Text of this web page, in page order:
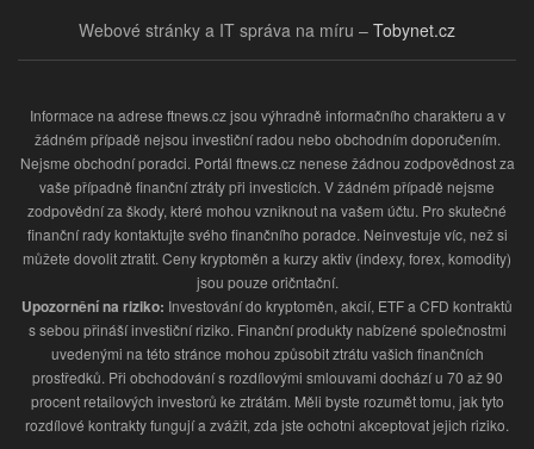
Webové stránky a IT správa na míru – Tobynet.cz
Informace na adrese ftnews.cz jsou výhradně informačního charakteru a v
žádném případě nejsou investiční radou nebo obchodním doporučením.
Nejsme obchodní poradci. Portál ftnews.cz nenese žádnou zodpovědnost za
vaše případně finanční ztráty při investicích. V žádném případě nejsme
zodpovědní za škody, které mohou vzniknout na vašem účtu. Pro skutečné
finanční rady kontaktujte svého finančního poradce. Neinvestuje víc, než si
můžete dovolit ztratit. Ceny kryptoměn a kurzy aktiv (indexy, forex, komodity)
jsou pouze oričntační.
Upozornění na riziko: Investování do kryptoměn, akcií, ETF a CFD kontraktů
s sebou přináší investiční riziko. Finanční produkty nabízené společnostmi
uvedenými na této stránce mohou způsobit ztrátu vašich finančních
prostředků. Při obchodování s rozdílovými smlouvami dochází u 70 až 90
procent retailových investorů ke ztrátám. Měli byste rozumět tomu, jak tyto
rozdílové kontrakty fungují a zvážit, zda jste ochotni akceptovat jejich riziko.